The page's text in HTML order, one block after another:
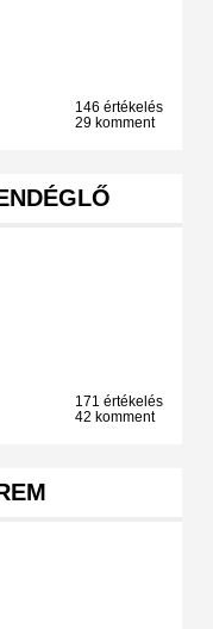
146 értékelés
29 komment
171 értékelés
42 komment